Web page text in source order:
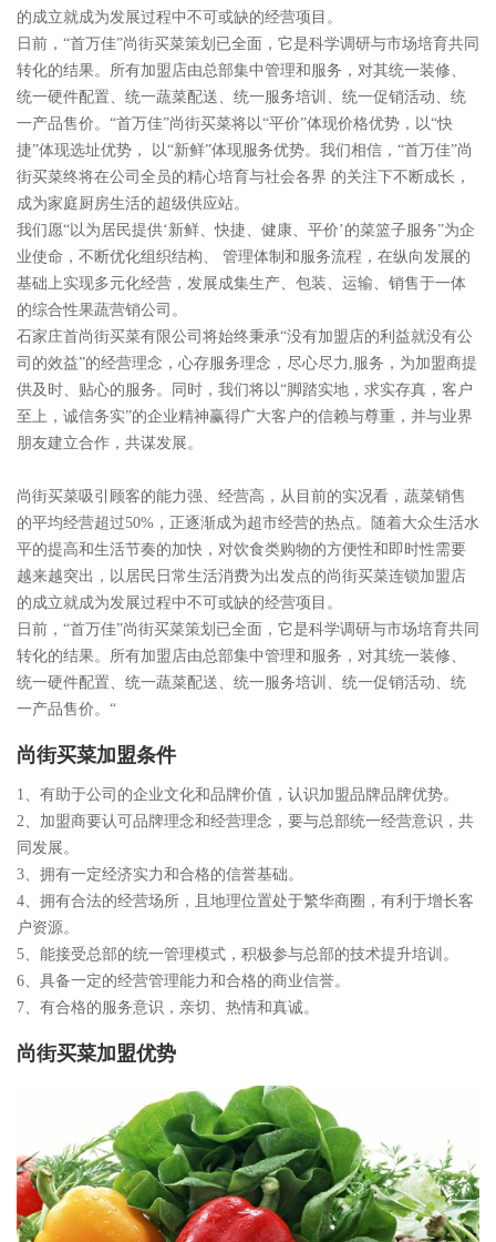
的成立就成为发展过程中不可或缺的经营项目。
日前，“首万佳”尚街买菜策划已全面，它是科学调研与市场培育共同
转化的结果。所有加盟店由总部集中管理和服务，对其统一装修、
统一硬件配置、统一蔬菜配送、统一服务培训、统一促销活动、统
一产品售价。“首万佳”尚街买菜将以“平价”体现价格优势，以“快
捷”体现选址优势， 以“新鲜”体现服务优势。我们相信，“首万佳”尚
街买菜终将在公司全员的精心培育与社会各界 的关注下不断成长，
成为家庭厨房生活的超级供应站。
我们愿“以为居民提供‘新鲜、快捷、健康、平价’的菜篮子服务”为企
业使命，不断优化组织结构、 管理体制和服务流程，在纵向发展的
基础上实现多元化经营，发展成集生产、包装、运输、销售于一体
的综合性果蔬营销公司。
石家庄首尚街买菜有限公司将始终秉承“没有加盟店的利益就没有公
司的效益”的经营理念，心存服务理念，尽心尽力,服务，为加盟商提
供及时、贴心的服务。同时，我们将以“脚踏实地，求实存真，客户
至上，诚信务实”的企业精神赢得广大客户的信赖与尊重，并与业界
朋友建立合作，共谋发展。
尚街买菜吸引顾客的能力强、经营高，从目前的实况看，蔬菜销售
的平均经营超过50%，正逐渐成为超市经营的热点。随着大众生活水
平的提高和生活节奏的加快，对饮食类购物的方便性和即时性需要
越来越突出，以居民日常生活消费为出发点的尚街买菜连锁加盟店
的成立就成为发展过程中不可或缺的经营项目。
日前，“首万佳”尚街买菜策划已全面，它是科学调研与市场培育共同
转化的结果。所有加盟店由总部集中管理和服务，对其统一装修、
统一硬件配置、统一蔬菜配送、统一服务培训、统一促销活动、统
一产品售价。“
尚街买菜加盟条件
1、有助于公司的企业文化和品牌价值，认识加盟品牌品牌优势。
2、加盟商要认可品牌理念和经营理念，要与总部统一经营意识，共
同发展。
3、拥有一定经济实力和合格的信誉基础。
4、拥有合法的经营场所，且地理位置处于繁华商圈，有利于增长客
户资源。
5、能接受总部的统一管理模式，积极参与总部的技术提升培训。
6、具备一定的经营管理能力和合格的商业信誉。
7、有合格的服务意识，亲切、热情和真诚。
尚街买菜加盟优势